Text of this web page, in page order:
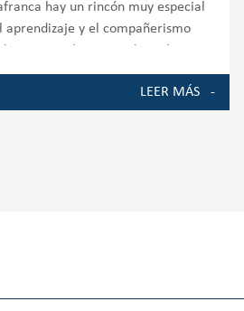
hay un rincón muy especial
aprendizaje y el compañerismo
un auténtico entorno de
LEER MÁS